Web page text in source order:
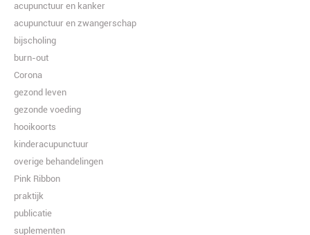
acupunctuur en kanker
acupunctuur en zwangerschap
bijscholing
burn-out
Corona
gezond leven
gezonde voeding
hooikoorts
kinderacupunctuur
overige behandelingen
Pink Ribbon
praktijk
publicatie
suplementen